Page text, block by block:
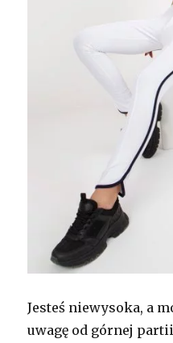
Jesteś niewysoka, a
uwagę od górnej